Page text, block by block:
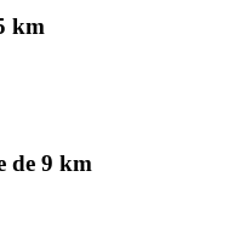
km
de 9 km